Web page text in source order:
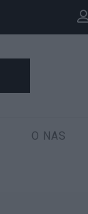
O NAS